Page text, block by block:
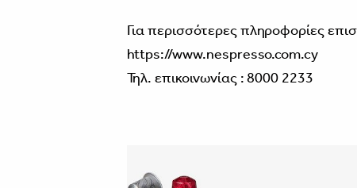
Για περισσότερες πληροφορίες
https://www.nespresso.com.cy
Τηλ. επικοινωνίας : 8000 2233